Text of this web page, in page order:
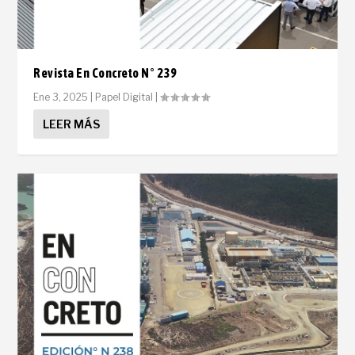
Revista En Concreto N° 239
Ene 3, 2025 Papel Digital |
LEER MÁS